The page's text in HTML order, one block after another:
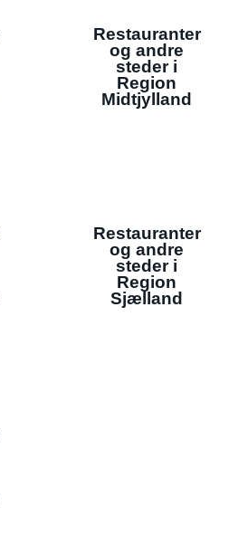
Restauranter
og andre
steder i
Region
Midtjylland
Restauranter
og andre
steder i
Region
Sjælland